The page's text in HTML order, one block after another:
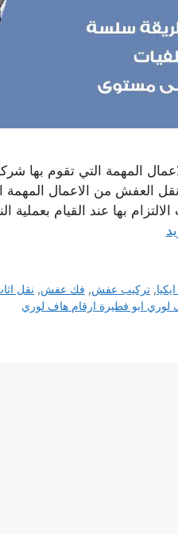
المهمة التي تقوم بها
نقل العفش من الاعمال
بها عند القيام
,تركيب عفش, فك عفش, نقل
لوري ابو فطيرة ارقام هاف لوري